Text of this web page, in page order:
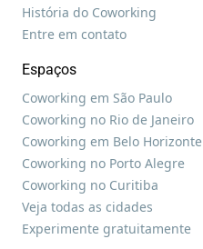
História do Coworking
Entre em contato
Espaços
Coworking em São Paulo
Coworking no Rio de Janeiro
Coworking em Belo Horizonte
Coworking no Porto Alegre
Coworking no Curitiba
Veja todas as cidades
Experimente gratuitamente